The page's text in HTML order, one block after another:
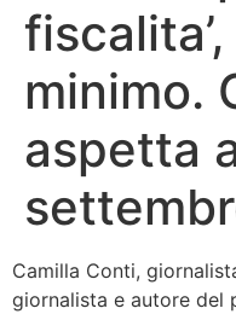
minimo.
aspetta
Camilla Conti,
giornalista e autore del